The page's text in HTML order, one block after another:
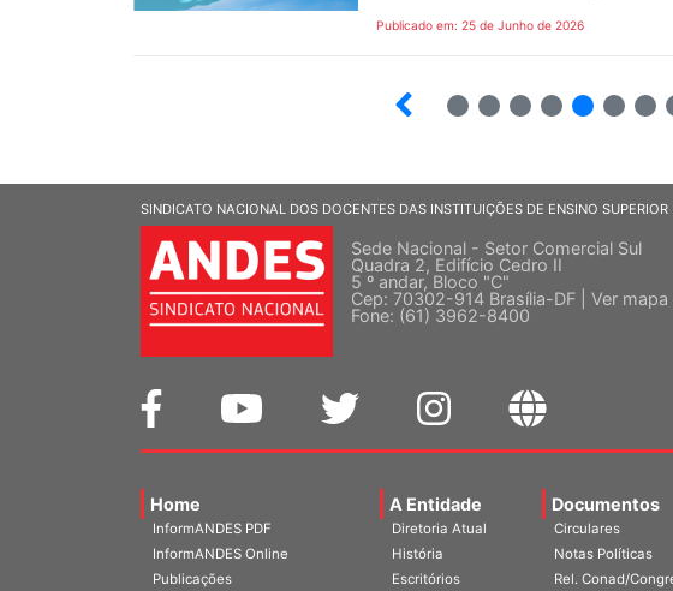
Publicado em: 25 de Junho de 2026
SINDICATO NACIONAL DOS DOCENTES DAS INSTITUIÇÕES DE ENSINO SUPERIOR
Sede Nacional - Setor Comercial Sul
Quadra 2, Edifício Cedro II
5 º andar, Bloco "C"
Cep: 70302-914 Brasília-DF | Ver mapa
Fone: (61) 3962-8400
Home
InformANDES PDF
InformANDES Online
Publicações
A Entidade
Diretoria Atual
História
Escritórios
Documentos
Circulares
Notas Políticas
Rel. Conad/